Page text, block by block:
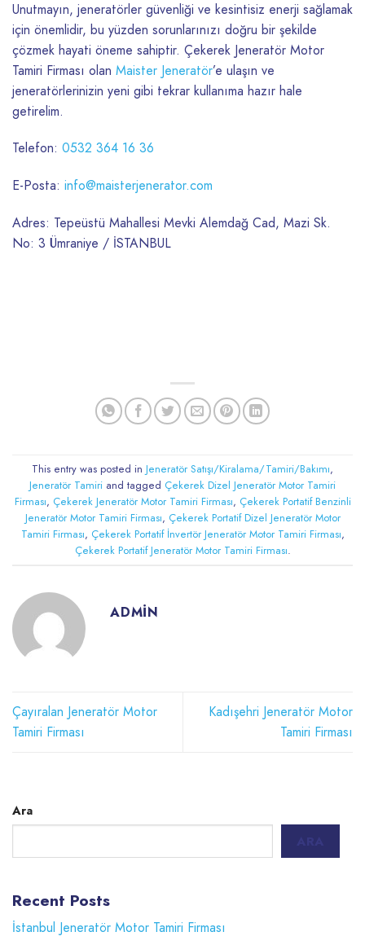
Unutmayın, jeneratörler güvenliği ve kesintisiz enerji sağlamak
için önemlidir, bu yüzden sorunlarınızı doğru bir şekilde
çözmek hayati öneme sahiptir. Çekerek Jeneratör Motor
Tamiri Firması olan Maister Jeneratör’e ulaşın ve
jeneratörlerinizin yeni gibi tekrar kullanıma hazır hale
getirelim.
Telefon: 0532 364 16 36
E-Posta: info@maisterjenerator.com
Adres: Tepeüstü Mahallesi Mevki Alemdağ Cad, Mazi Sk.
No: 3 Ümraniye / İSTANBUL
This entry was posted in Jeneratör Satışı/Kiralama/Tamiri/Bakımı,
Jeneratör Tamiri and tagged Çekerek Dizel Jeneratör Motor Tamiri
Firması, Çekerek Jeneratör Motor Tamiri Firması, Çekerek Portatif Benzinli
Jeneratör Motor Tamiri Firması, Çekerek Portatif Dizel Jeneratör Motor
Tamiri Firması, Çekerek Portatif İnvertör Jeneratör Motor Tamiri Firması,
Çekerek Portatif Jeneratör Motor Tamiri Firması.
ADMIN
Çayıralan Jeneratör Motor
Tamiri Firması
Kadışehri Jeneratör Motor
Tamiri Firması
Ara
ARA
Recent Posts
İstanbul Jeneratör Motor Tamiri Firması